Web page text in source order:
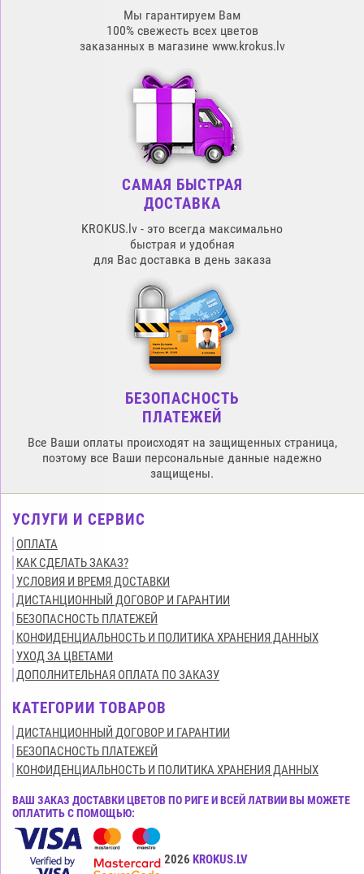
Мы гарантируем Вам
100% свежесть всех цветов
заказанных в магазине www.krokus.lv
САМАЯ БЫСТРАЯ
ДОСТАВКА
KROKUS.lv - это всегда максимально
быстрая и удобная
для Вас доставка в день заказа
БЕЗОПАСНОСТЬ
ПЛАТЕЖЕЙ
Все Ваши оплаты происходят на защищенных страница,
поэтому все Ваши персональные данные надежно
защищены.
УСЛУГИ И СЕРВИС
ОПЛАТА
КАК СДЕЛАТЬ ЗАКАЗ?
УСЛОВИЯ И ВРЕМЯ ДОСТАВКИ
ДИСТАНЦИОННЫЙ ДОГОВОР И ГАРАНТИИ
БЕЗОПАСНОСТЬ ПЛАТЕЖЕЙ
КОНФИДЕНЦИАЛЬНОСТЬ И ПОЛИТИКА ХРАНЕНИЯ ДАННЫХ
УХОД ЗА ЦВЕТАМИ
ДОПОЛНИТЕЛЬНАЯ ОПЛАТА ПО ЗАКАЗУ
КАТЕГОРИИ ТОВАРОВ
ДИСТАНЦИОННЫЙ ДОГОВОР И ГАРАНТИИ
БЕЗОПАСНОСТЬ ПЛАТЕЖЕЙ
КОНФИДЕНЦИАЛЬНОСТЬ И ПОЛИТИКА ХРАНЕНИЯ ДАННЫХ
ВАШ ЗАКАЗ ДОСТАВКИ ЦВЕТОВ ПО РИГЕ И ВСЕЙ ЛАТВИИ ВЫ МОЖЕТЕ
ОПЛАТИТЬ С ПОМОЩЬЮ:
Все права защищены© 2015-2026 KROKUS.LV